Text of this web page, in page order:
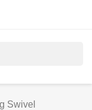
Swivel